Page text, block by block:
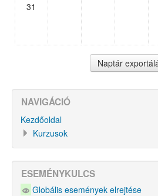
31
NAVIGÁCIÓ
Kezdőoldal
Kurzusok
ESEMÉNYKULCS
Globális események elrejtése